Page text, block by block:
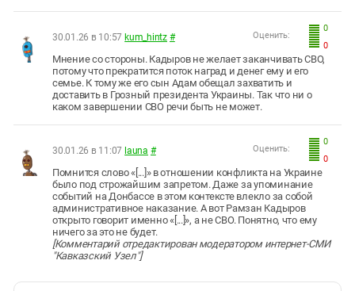
0
0
Оценить:
30.01.26 в 10:57 kum_hintz #
Мнение со стороны. Кадыров не желает заканчивать СВО,
потому что прекратится поток наград и денег ему и его
семье. К тому же его сын Адам обещал захватить и
доставить в Грозный президента Украины. Так что ни о
каком завершении СВО речи быть не может.
0
0
Оценить:
30.01.26 в 11:07 launa #
Помнится слово «[...]» в отношении конфликта на Украине
было под строжайшим запретом. Даже за упоминание
событий на Донбассе в этом контексте влекло за собой
административное наказание. А вот Рамзан Кадыров
открыто говорит именно «[...]», а не СВО. Понятно, что ему
ничего за это не будет.
[Комментарий отредактирован модератором интернет-СМИ
"Кавказский Узел"]